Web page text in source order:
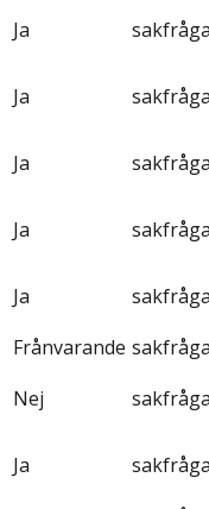
Ja
Ja
Ja
Ja
Ja
Frånvarande
Nej
Ja